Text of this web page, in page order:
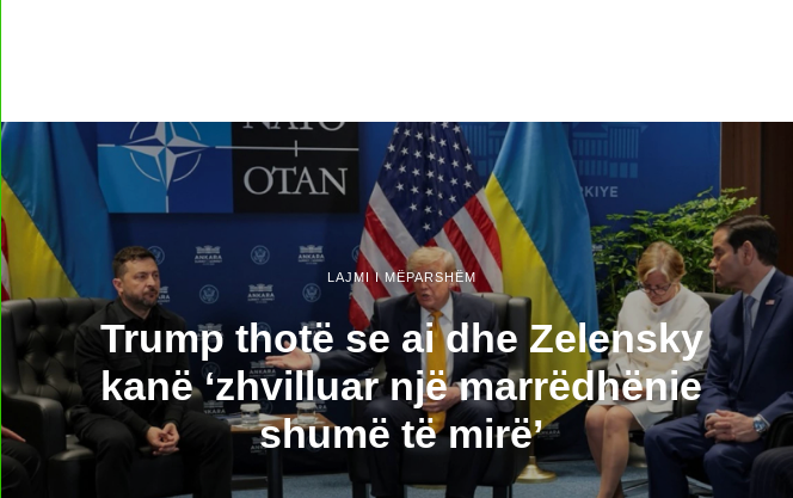
LAJMI I MËPARSHËM
Trump thotë se ai dhe Zelensky
kanë ‘zhvilluar një marrëdhënie
shumë të mirë’